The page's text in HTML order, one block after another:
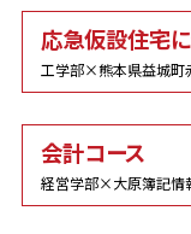
応急仮設住宅
工学部×熊本県益城町
会計コース
経営学部×大原簿記情